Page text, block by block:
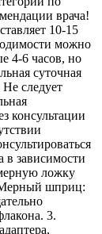
врача!
10-15
можно
4-6 часов, но
суточная
Не следует
консультации
в зависимости
ложку
шприц:
3.